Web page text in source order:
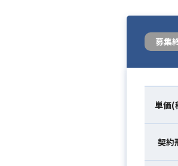
募集
単価(
契約